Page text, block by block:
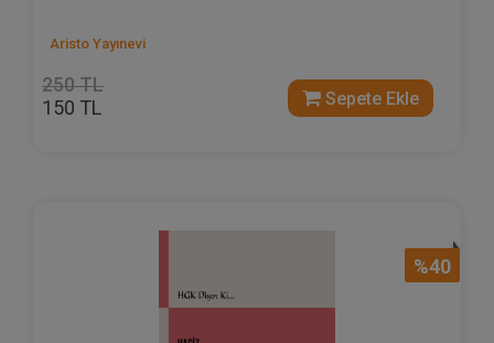
Aristo Yayınevi
250 TL
150 TL Sepete Ekle
%40